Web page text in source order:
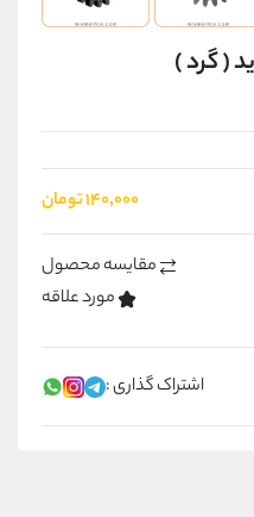
( گرد )
۱۴۰٬۰۰۰ تومان
مقایسه محصول
مورد علاقه
اشتراک گذاری :